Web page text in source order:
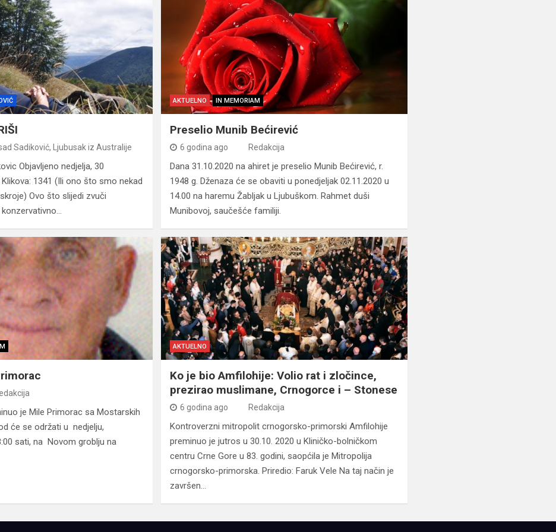
Sadiković, Ljubusak iz Australije
Objavljeno nedjelja, 30
1341 (Ili ono što smo nekad
Ovo što slijedi zvuči
AKTUELNO IN MEMORIAM
Preselio Munib Bećirević
6 godina ago Redakcija
Dana 31.10.2020 na ahiret je preselio Munib Bećirević, r.
1948 g. Dženaza će se obaviti u ponedjeljak 02.11.2020 u
14.00 na haremu Žabljak u Ljubuškom. Rahmet duši
Munibovoj, saučešće familiji.
je Mile Primorac sa Mostarskih
će se održati u nedjelju,
sati, na Novom groblju na
AKTUELNO
Ko je bio Amfilohije: Volio rat i zločince,
prezirao muslimane, Crnogorce i – Stonese
6 godina ago Redakcija
Kontroverzni mitropolit crnogorsko-primorski Amfilohije
preminuo je jutros u 30.10. 2020 u Kliničko-bolničkom
centru Crne Gore u 83. godini, saopćila je Mitropolija
crnogorsko-primorska. Priredio: Faruk Vele Na taj način je
završen…